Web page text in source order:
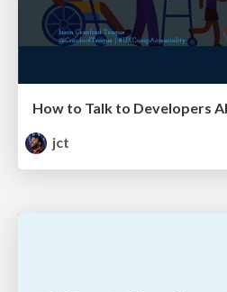
How to Talk to Developers
jct